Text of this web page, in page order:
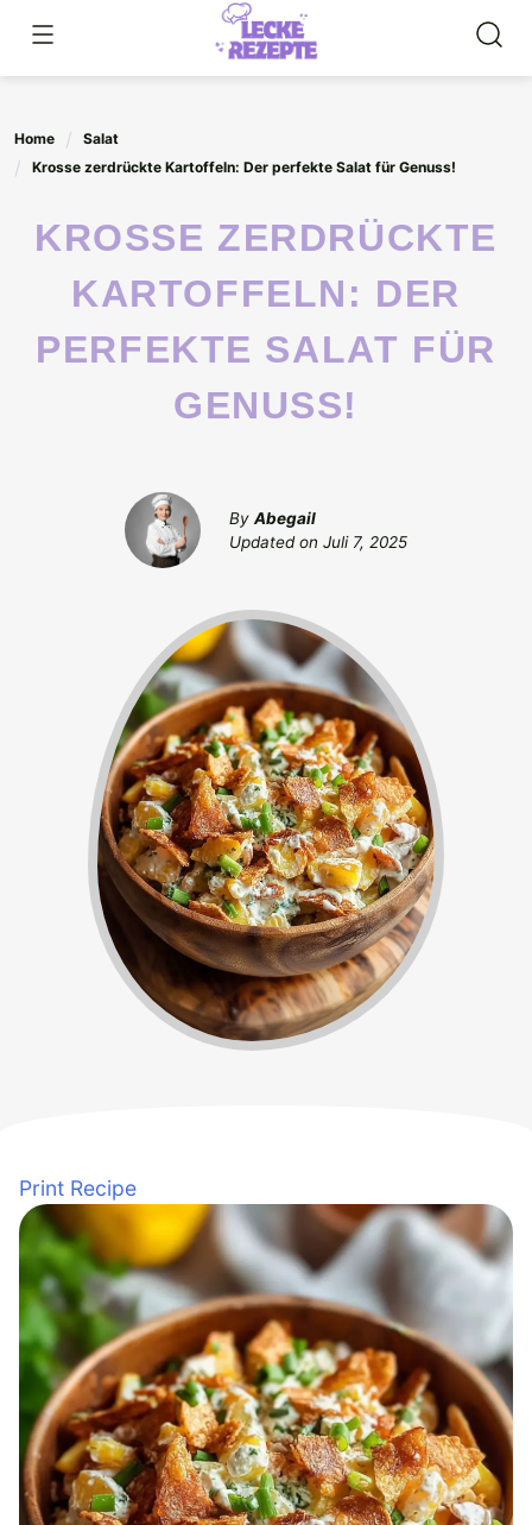
content
Home
Salat
Krosse zerdrückte Kartoffeln: Der perfekte Salat für Genuss!
KROSSE ZERDRÜCKTE
KARTOFFELN: DER
PERFEKTE SALAT FÜR
GENUSS!
By Abegail
Updated on Juli 7, 2025
Print Recipe